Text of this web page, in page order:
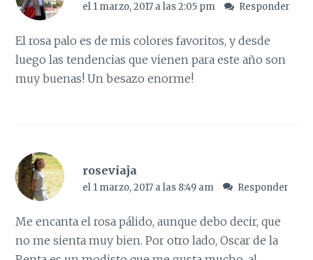
el 1 marzo, 2017 a las 2:05 pm Responder
El rosa palo es de mis colores favoritos, y desde
luego las tendencias que vienen para este año son
muy buenas! Un besazo enorme!
roseviaja
el 1 marzo, 2017 a las 8:49 am Responder
Me encanta el rosa pálido, aunque debo decir, que
no me sienta muy bien. Por otro lado, Oscar de la